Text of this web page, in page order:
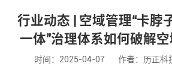
行业动态 | 空域管理“卡脖
一体”治理体系如何破解空
时间：2025-04-07 作者：历正科